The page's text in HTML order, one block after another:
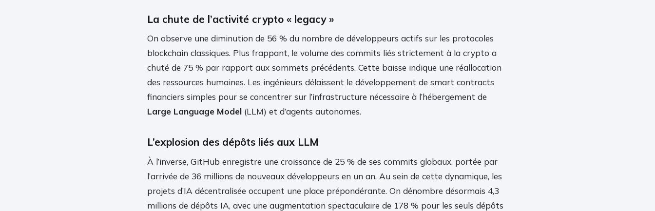
La chute de l’activité crypto « legacy »
On observe une diminution de 56 % du nombre de développeurs actifs sur les protocoles
blockchain classiques. Plus frappant, le volume des commits liés strictement à la crypto a
chuté de 75 % par rapport aux sommets précédents. Cette baisse indique une réallocation
des ressources humaines. Les ingénieurs délaissent le développement de smart contracts
financiers simples pour se concentrer sur l’infrastructure nécessaire à l’hébergement de
Large Language Model (LLM) et d’agents autonomes.
L’explosion des dépôts liés aux LLM
À l’inverse, GitHub enregistre une croissance de 25 % de ses commits globaux, portée par
l’arrivée de 36 millions de nouveaux développeurs en un an. Au sein de cette dynamique, les
projets d’IA décentralisée occupent une place prépondérante. On dénombre désormais 4,3
millions de dépôts IA, avec une augmentation spectaculaire de 178 % pour les seuls dépôts